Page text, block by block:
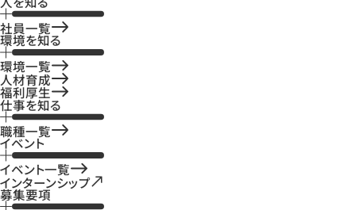
社員一覧
環境を知る
環境一覧
人材育成
福利厚生
仕事を知る
職種一覧
イベント
イベント一覧
インターンシップ
募集要項